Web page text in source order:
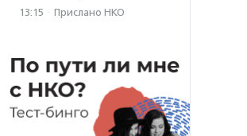
13:15 · Прислано НКО